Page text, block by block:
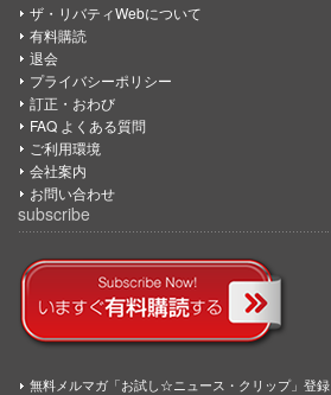
ザ・リバティWebについて
有料購読
退会
プライバシーポリシー
訂正・おわび
FAQ よくある質問
ご利用環境
会社案内
お問い合わせ
subscribe
無料メルマガ「お試し☆ニュース・クリップ」登録